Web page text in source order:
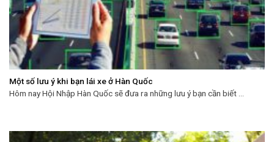
Một số lưu ý khi bạn lái xe ở Hàn Quốc
Hôm nay Hội Nhập Hàn Quốc sẽ đưa ra những lưu ý bạn cần biết ...